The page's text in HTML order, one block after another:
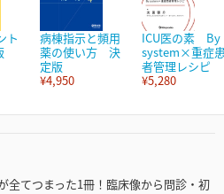
ト
病棟指示と頻用
薬の使い方 決
定版
¥4,950
ICU医の素 By
system×重症
者管理レシピ
¥5,280
全てつまった1冊！臨床像から問診・初